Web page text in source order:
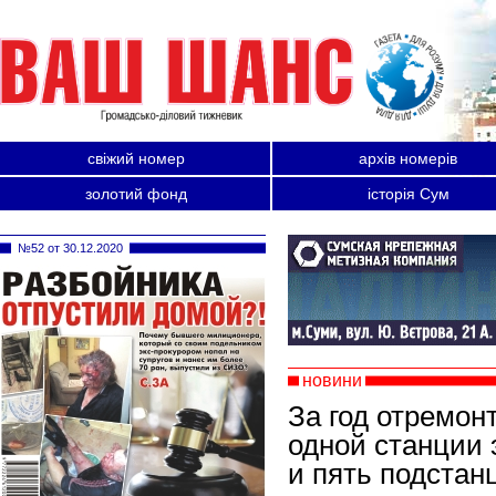
свіжий номер
архів номерів
золотий фонд
історія Сум
новини
За год
одной
и пять
№52 от 30.12.2020